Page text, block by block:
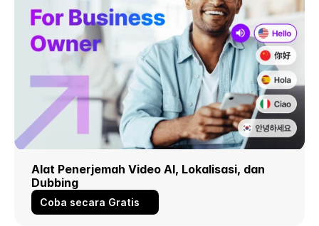
Alat Penerjemah Video AI, Lokalisasi, dan
Dubbing
Coba secara Gratis